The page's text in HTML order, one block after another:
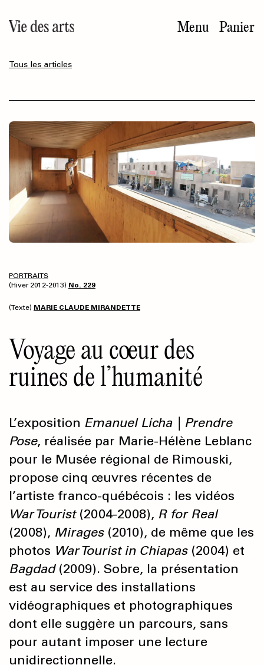
au
contenu
Menu Panier
Tous les articles
PORTRAITS
(Hiver 2012-2013) No. 229
(Texte) MARIE CLAUDE MIRANDETTE
Voyage au cœur des
ruines de l’humanité
L’exposition Emanuel Licha | Prendre
Pose, réalisée par Marie-Hélène Leblanc
pour le Musée régional de Rimouski,
propose cinq œuvres récentes de
l’artiste franco-québécois : les vidéos
War Tourist(2004-2008), R for Real
(2008), Mirages(2010), de même que les
photos War Tourist in Chiapas (2004) et
Bagdad(2009). Sobre, la présentation
est au service des installations
vidéographiques et photographiques
dont elle suggère un parcours, sans
pour autant imposer une lecture
unidirectionnelle.